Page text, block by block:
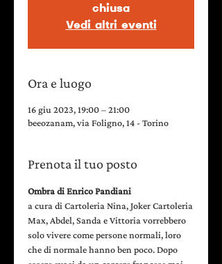
chiusa
Vedi altri eventi
Ora e luogo
16 giu 2023, 19:00 – 21:00
beeozanam, via Foligno, 14 - Torino
Prenota il tuo posto
Ombra di Enrico Pandiani
a cura di Cartoleria Nina, Joker Cartoleria
Max, Abdel, Sanda e Vittoria vorrebbero
solo vivere come persone normali, loro
che di normale hanno ben poco. Dopo